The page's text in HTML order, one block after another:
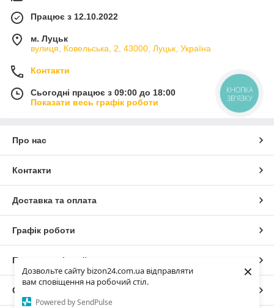
Дозвольте сайту bizon24.com.ua відправляти
вам сповіщення на робочий стіл.
Powered by SendPulse
×
Працює з 12.10.2022
м. Луцьк
вулиця, Ковельська, 2, 43000, Луцьк, Україна
Контакти
Сьогодні працює з 09:00 до 18:00
Показати весь графік роботи
Про нас
Контакти
Доставка та оплата
Графік роботи
Повна версія сайту
Сайт створено на маркетплейсі
КНОПКА
ЗВ'ЯЗКУ